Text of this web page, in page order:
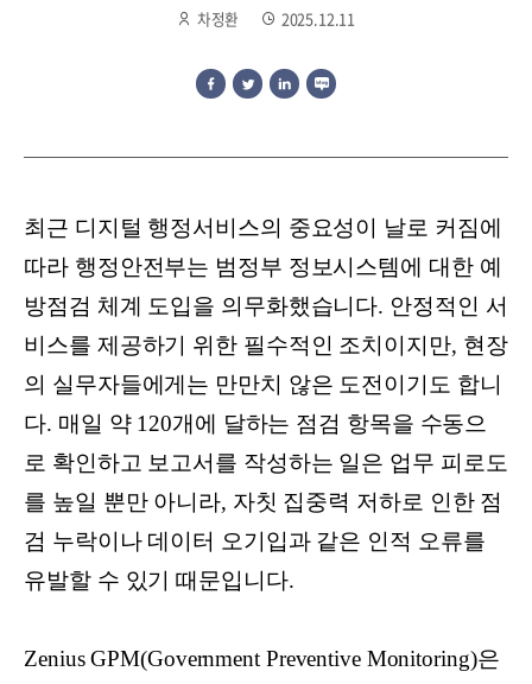
차정환 2025.12.11
최근 디지털 행정서비스의 중요성이 날로 커짐에
따라 행정안전부는 범정부 정보시스템에 대한 예
방점검 체계 도입을 의무화했습니다. 안정적인 서
비스를 제공하기 위한 필수적인 조치이지만, 현장
의 실무자들에게는 만만치 않은 도전이기도 합니
다. 매일 약 120개에 달하는 점검 항목을 수동으
로 확인하고 보고서를 작성하는 일은 업무 피로도
를 높일 뿐만 아니라, 자칫 집중력 저하로 인한 점
검 누락이나 데이터 오기입과 같은 인적 오류를
유발할 수 있기 때문입니다.
Zenius GPM(Government Preventive Monitoring)은